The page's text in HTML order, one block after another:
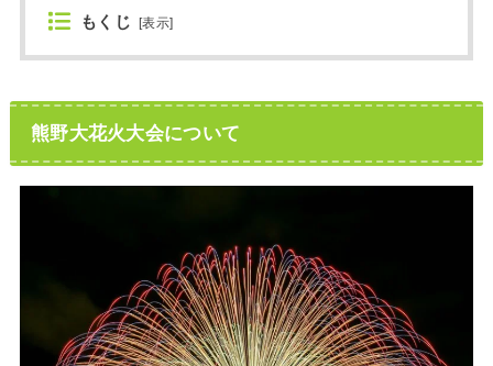
もくじ [表示]
熊野大花火大会について